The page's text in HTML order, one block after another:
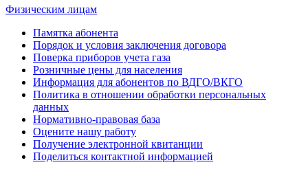
Физическим лицам
Памятка абонента
Порядок и условия заключения договора
Поверка приборов учета газа
Розничные цены для населения
Информация для абонентов по ВДГО/ВКГО
Политика в отношении обработки персональных
данных
Нормативно-правовая база
Оцените нашу работу
Получение электронной квитанции
Поделиться контактной информацией